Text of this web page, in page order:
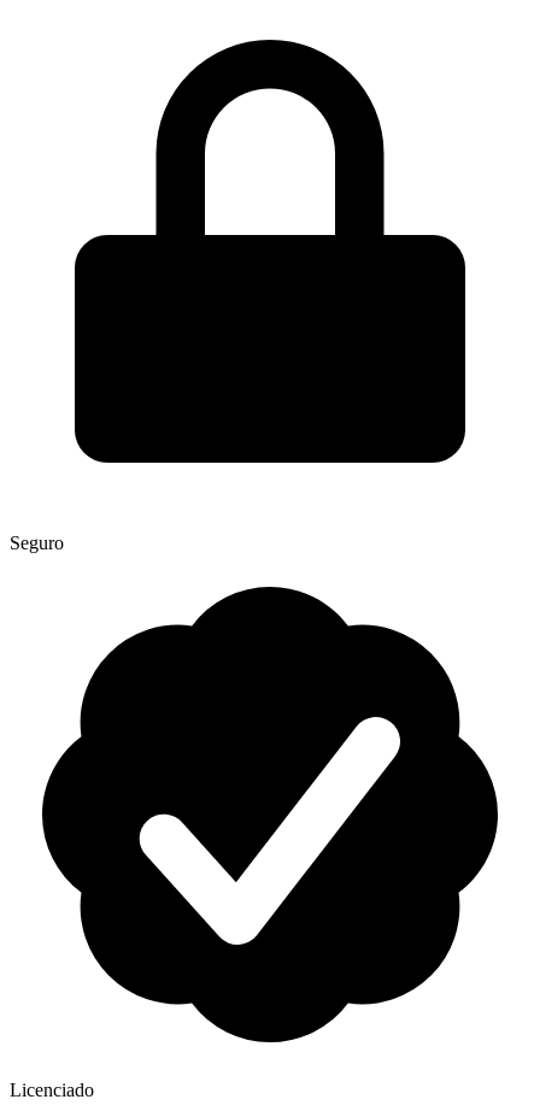
Seguro
Licenciado